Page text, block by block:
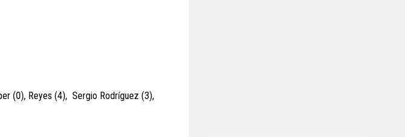
(0), Reyes (4), Sergio Rodríguez (3),